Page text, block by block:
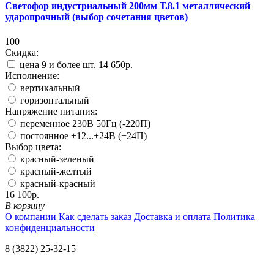
Светофор индустриальный 200мм Т.8.1 металлический
ударопрочный (выбор сочетания цветов)
100
Скидка:
цена 9 и более шт. 14 650р.
Исполнение:
вертикальный
горизонтальный
Напряжение питания:
переменное 230В 50Гц (-220П)
постоянное +12...+24В (+24П)
Выбор цвета:
красный-зеленый
красный-желтый
красный-красный
16 100р.
В корзину
О компании Как сделать заказ Доставка и оплата Политика
конфиденциальности
8 (3822) 25-32-15